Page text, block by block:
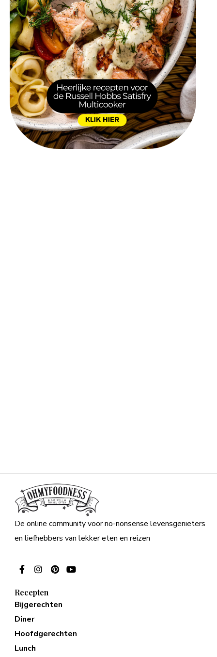
De online community voor no-nonsense levensgenieters
en liefhebbers van lekker eten en reizen
Recepten
Bijgerechten
Diner
Hoofdgerechten
Lunch